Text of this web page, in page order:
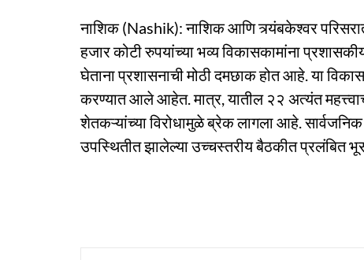
नाशिक (Nashik): नाशिक आणि त्र्यंबकेश्वर
हजार कोटी रुपयांच्या भव्य विकासकामांना
घेताना प्रशासनाची मोठी दमछाक होत आहे. या
करण्यात आले आहेत. मात्र, यातील २२ अत्यंत
शेतकऱ्यांच्या विरोधामुळे ब्रेक लागला आहे.
उपस्थितीत झालेल्या उच्चस्तरीय बैठकीत प्रलंबित